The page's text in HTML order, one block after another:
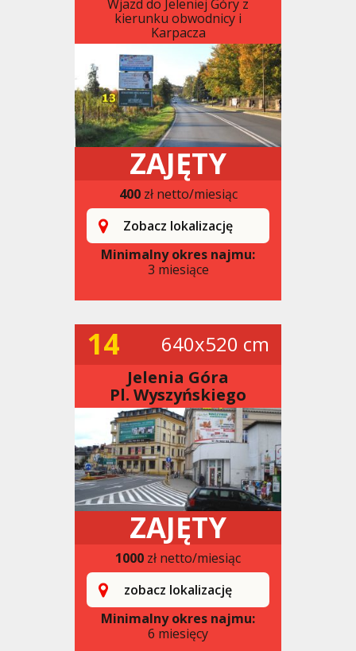
Wjazd do Jeleniej Góry z
kierunku obwodnicy i
Karpacza
ZAJĘTY
400zł netto/miesiąc
Zobacz lokalizację
Minimalny okres najmu:
3 miesiące
14 640x520 cm
Jelenia Góra
Pl. Wyszyńskiego
ZAJĘTY
1000 zł netto/miesiąc
zobacz lokalizację
Minimalny okres najmu:
6 miesięcy